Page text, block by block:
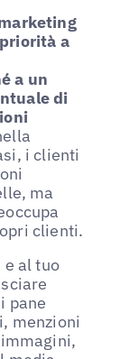
a
a un
di
i clienti
ma
clienti.
al tuo
pane
menzioni